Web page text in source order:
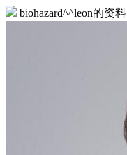
biohazard^^leon的资料